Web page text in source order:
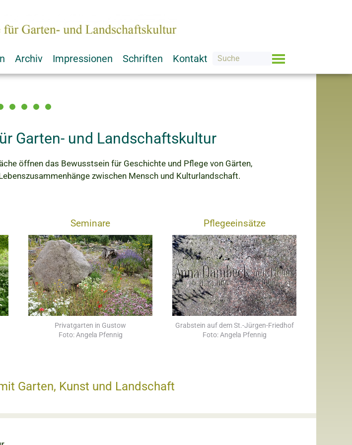
Archiv Impressionen Schriften Kontakt
Garten- und Landschaftskultur
öffnen das Bewusstsein für Geschichte und Pflege von Gärten,
zwischen Mensch und Kulturlandschaft.
Seminare
Privatgarten in Gustow
Foto: Angela Pfennig
Pflegeeinsätze
Grabstein auf dem St.-Jürgen-Friedhof
Foto: Angela Pfennig
Garten, Kunst und Landschaft